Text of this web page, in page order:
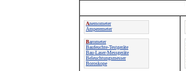
Anemometer
Amperemeter
Barometer
Baufeuchte-Testgeräte
Bau-Laser-Messgeräte
Beleuchtungsmesser
Boroskope